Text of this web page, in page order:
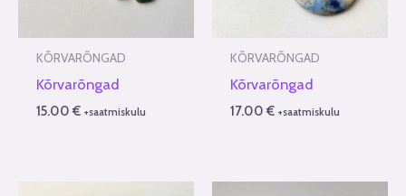
KÕRVARÕNGAD
Kõrvarõngad
15.00€ +saatmiskulu
KÕRVARÕNGAD
Kõrvarõngad
17.00€ +saatmiskulu